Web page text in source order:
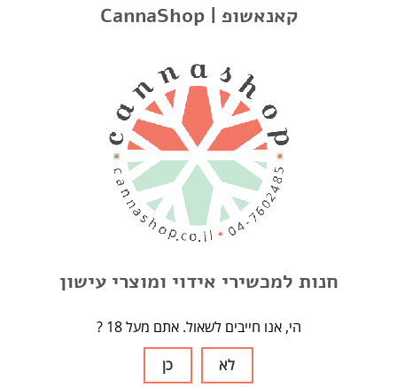
CannaShop | קאנאשופ
חנות למכשירי אידוי ומוצרי עישון
? הי, אנו חייבים לשאול. אתם מעל 18
כן
לא
BROWSE CATEGORIES
מבצעים מכשיר אידוי
מדריך למאדה המתחיל
April 12, 2019